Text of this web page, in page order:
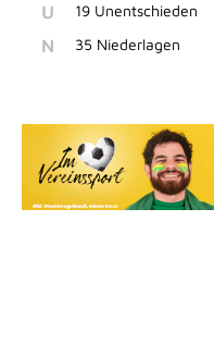
U 19 Unentschieden
N 35 Niederlagen